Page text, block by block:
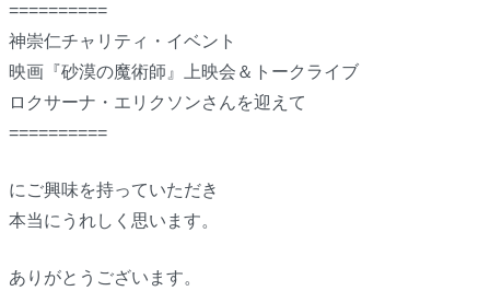
==========
神崇仁チャリティ・イベント
映画『砂漠の魔術師』上映会＆トークライブ
ロクサーナ・エリクソンさんを迎えて
==========
にご興味を持っていただき
本当にうれしく思います。
ありがとうございます。